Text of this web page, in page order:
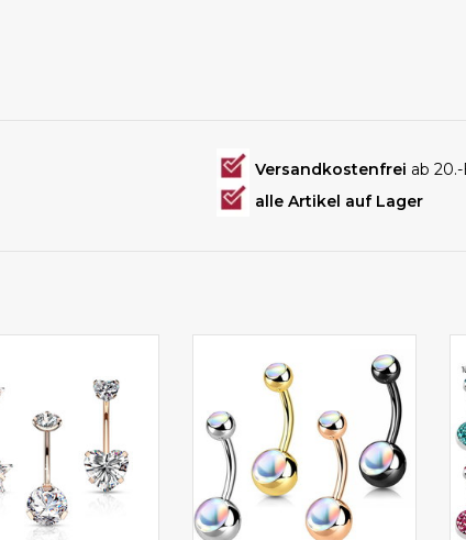
Versandkostenfrei ab
alle Artikel auf Lager